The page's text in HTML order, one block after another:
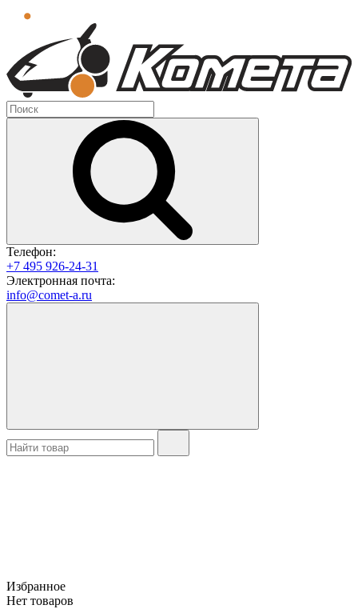
Телефон:
+7 495 926-24-31
Электронная почта:
info@comet-a.ru
Избранное
Нет товаров